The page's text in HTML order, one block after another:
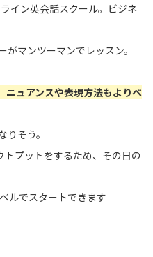
イン英会話スクール。ビジネ
マンツーマンでレッスン。
ニュアンスや表現方法もよりベ
そう。
プットをするため、その日の
ルでスタートできます